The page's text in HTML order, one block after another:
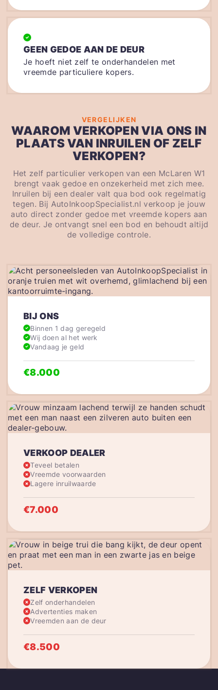
GEEN GEDOE AAN DE DEUR
Je hoeft niet zelf te onderhandelen met
vreemde particuliere kopers.
VERGELIJKEN
WAAROM VERKOPEN VIA ONS IN
PLAATS VAN INRUILEN OF ZELF
VERKOPEN?
Het zelf particulier verkopen van een McLaren W1
brengt vaak gedoe en onzekerheid met zich mee.
Inruilen bij een dealer valt qua bod ook regelmatig
tegen. Bij AutoInkoopSpecialist.nl verkoop je jouw
auto direct zonder gedoe met vreemde kopers aan
de deur. Je ontvangt snel een bod en behoudt altijd
de volledige controle.
VERKOOP DEALER
Teveel betalen
Vreemde voorwaarden
Lagere inruilwaarde
€7.000
BIJ ONS
Binnen 1 dag geregeld
Wij doen al het werk
Vandaag je geld
€8.000
ZELF VERKOPEN
Zelf onderhandelen
Advertenties maken
Vreemden aan de deur
€8.500